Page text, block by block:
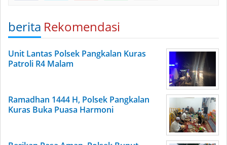
berita Rekomendasi
Unit Lantas Polsek Pangkalan Kuras
Patroli R4 Malam
Ramadhan 1444 H, Polsek Pangkalan
Kuras Buka Puasa Harmoni